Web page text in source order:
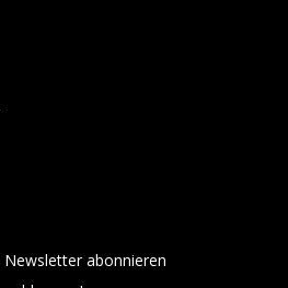
Newsletter abonnieren